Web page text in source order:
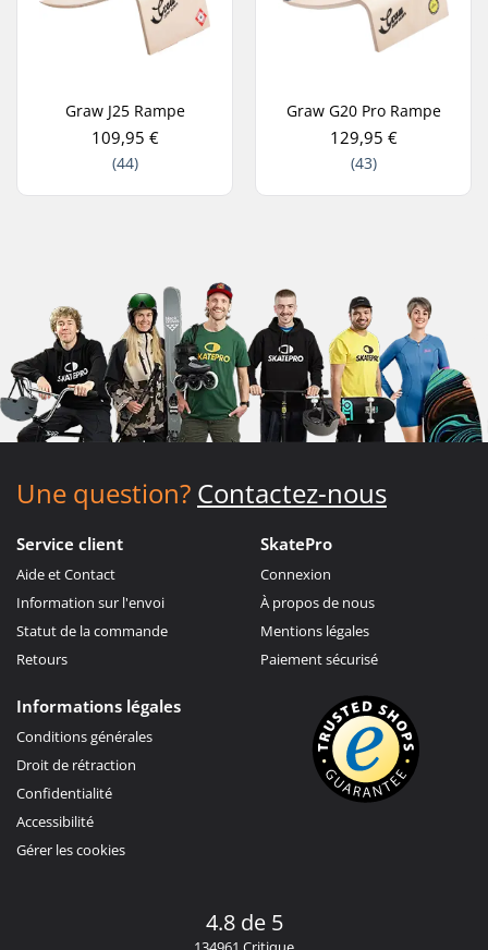
Graw J25 Rampe
109,95 €
(44)
Graw G20 Pro Rampe
129,95 €
(43)
Une question? Contactez-nous
Service client
Aide et Contact
Information sur l'envoi
Statut de la commande
Retours
SkatePro
Connexion
À propos de nous
Mentions légales
Paiement sécurisé
Informations légales
Conditions générales
Droit de rétraction
Confidentialité
Accessibilité
Gérer les cookies
4.8 de 5